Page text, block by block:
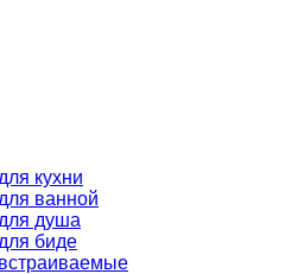
кухни
ванной
душа
биде